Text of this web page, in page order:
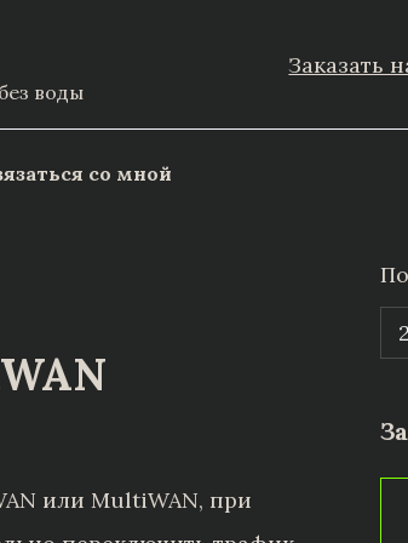
воды
Заказать
со мной
или MultiWAN, при